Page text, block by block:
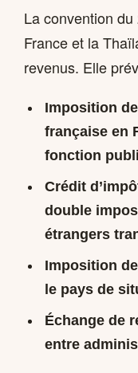
La convention
France et la
revenus. Elle
Imposition
française en
fonction
Crédit
double
étrangers
Imposition
le pays de
Échange de
entre